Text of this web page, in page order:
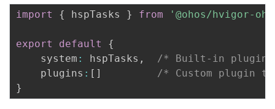
import { hspTasks } from '@ohos/hvigor-
export default
{
    system
: hspTasks ,
/* Built-in plugin
    plugins
: [ ]
/* Custom plugin
}